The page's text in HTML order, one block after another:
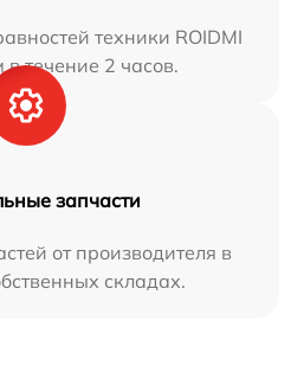
техники ROIDMI
течение 2 часов.
запчасти
от производителя в
складах.